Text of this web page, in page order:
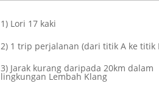
1) Lori 17 kaki
2) 1 trip perjalanan (dari titik A ke titik
3) Jarak kurang daripada 20km dalam
lingkungan Lembah Klang